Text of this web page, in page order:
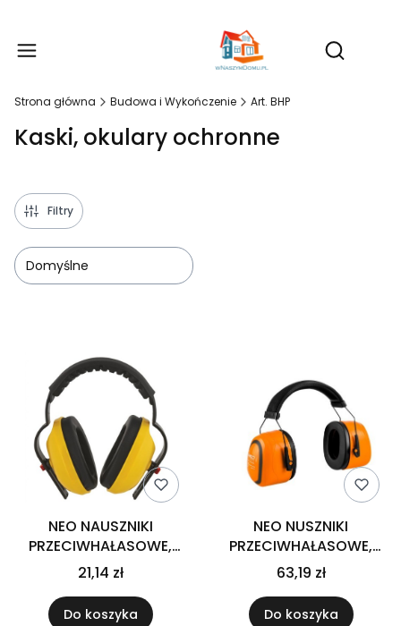
Otwórz
Strona główna Budowa i Wykończenie Art. BHP
Kaski, okulary ochronne
Filtry
Domyślne
NEO NAUSZNIKI
PRZECIWHAŁASOWE,
SNR 25DB 97-561
21,14 zł
Do koszyka
NEO NUSZNIKI
PRZECIWHAŁASOWE,
SNR 36DB, CE 97-565
63,19 zł
Do koszyka